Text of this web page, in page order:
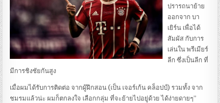
ปรารถนาย้าย
ออกจาก บา
เยิร์น เพื่อได้
สัมผัส กับการ
เล่นใน พรีเมียร์
ลีก ซึ่งเป็นลีก ที่
มีการชิงชัยกันสูง
เมื่อผมได้รับการติดต่อ จากผู้ฝึกสอน (เป็น เจอร์เก้น คล็อปป์) รวมทั้ง จาก
ชมรมแล้วน่ะ ผมก็ตกลงใจ เลือกกลุ่ม ที่จะย้ายไปอยู่ด้วย ได้ง่ายดายๆ”